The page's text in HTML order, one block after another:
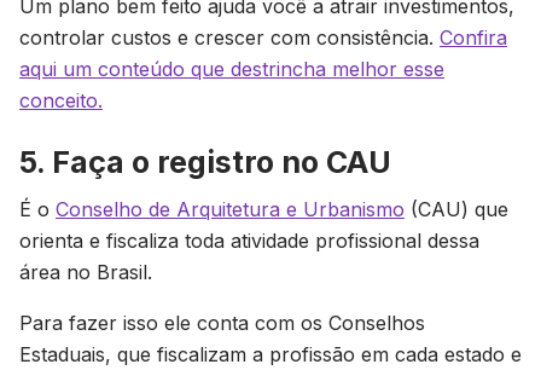
Um plano bem feito ajuda você a atrair investimentos,
controlar custos e crescer com consistência. Confira
aqui um conteúdo que destrincha melhor esse
conceito.
5. Faça o registro no CAU
É o Conselho de Arquitetura e Urbanismo (CAU) que
orienta e fiscaliza toda atividade profissional dessa
área no Brasil.
Para fazer isso ele conta com os Conselhos
Estaduais, que fiscalizam a profissão em cada estado e